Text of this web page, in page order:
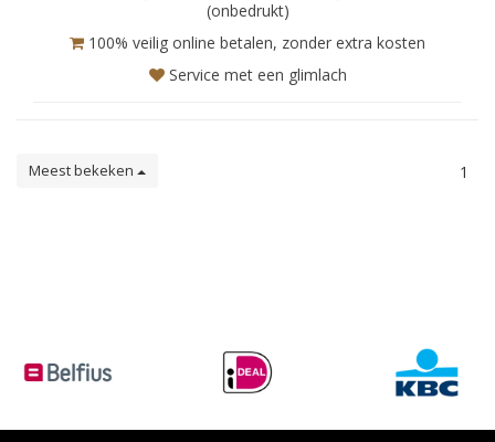
(onbedrukt)
100% veilig online betalen, zonder extra kosten
Service met een glimlach
Meest bekeken 1